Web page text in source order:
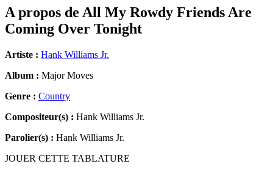
A propos de All My Rowdy Friends Are
Coming Over Tonight
Artiste : Hank Williams Jr.
Album : Major Moves
Genre : Country
Compositeur(s) : Hank Williams Jr.
Parolier(s) : Hank Williams Jr.
JOUER CETTE TABLATURE